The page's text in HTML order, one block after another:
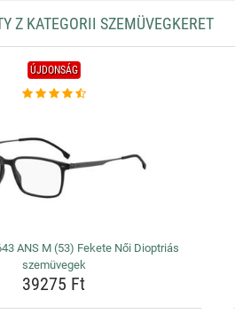
Z KATEGORII SZEMÜVEGKERET
ÚJDONSÁG
ANS M (53) Fekete Női Dioptriás
szemüvegek
39275 Ft